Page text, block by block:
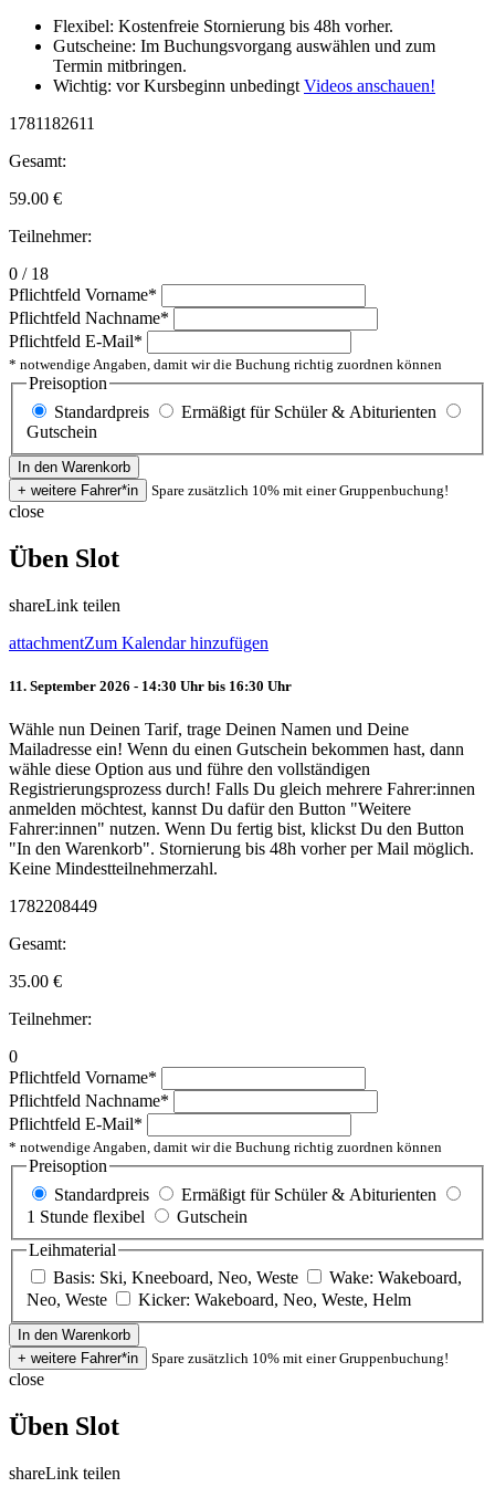
Flexibel: Kostenfreie Stornierung bis 48h vorher.
Gutscheine: Im Buchungsvorgang auswählen und zum
Termin mitbringen.
Wichtig: vor Kursbeginn unbedingt Videos anschauen!
1781182611
Gesamt:
59.00 €
Teilnehmer:
0 / 18
Pflichtfeld Vorname*
Pflichtfeld Nachname*
Pflichtfeld E-Mail*
* notwendige Angaben, damit wir die Buchung richtig zuordnen können
Preisoption
Standardpreis
Ermäßigt für Schüler & Abiturienten
Gutschein
Spare zusätzlich 10% mit einer Gruppenbuchung!
close
Üben Slot
shareLink teilen
attachmentZum Kalendar hinzufügen
11. September 2026 - 14:30 Uhr bis 16:30 Uhr
Wähle nun Deinen Tarif, trage Deinen Namen und Deine
Mailadresse ein! Wenn du einen Gutschein bekommen hast, dann
wähle diese Option aus und führe den vollständigen
Registrierungsprozess durch! Falls Du gleich mehrere Fahrer:innen
anmelden möchtest, kannst Du dafür den Button "Weitere
Fahrer:innen" nutzen. Wenn Du fertig bist, klickst Du den Button
"In den Warenkorb". Stornierung bis 48h vorher per Mail möglich.
Keine Mindestteilnehmerzahl.
1782208449
Gesamt:
35.00 €
Teilnehmer:
0
Pflichtfeld Vorname*
Pflichtfeld Nachname*
Pflichtfeld E-Mail*
* notwendige Angaben, damit wir die Buchung richtig zuordnen können
Preisoption
Standardpreis
Ermäßigt für Schüler & Abiturienten
1 Stunde flexibel
Gutschein
Leihmaterial
Basis: Ski, Kneeboard, Neo, Weste
Wake: Wakeboard,
Neo, Weste
Kicker: Wakeboard, Neo, Weste, Helm
Spare zusätzlich 10% mit einer Gruppenbuchung!
close
Üben Slot
shareLink teilen